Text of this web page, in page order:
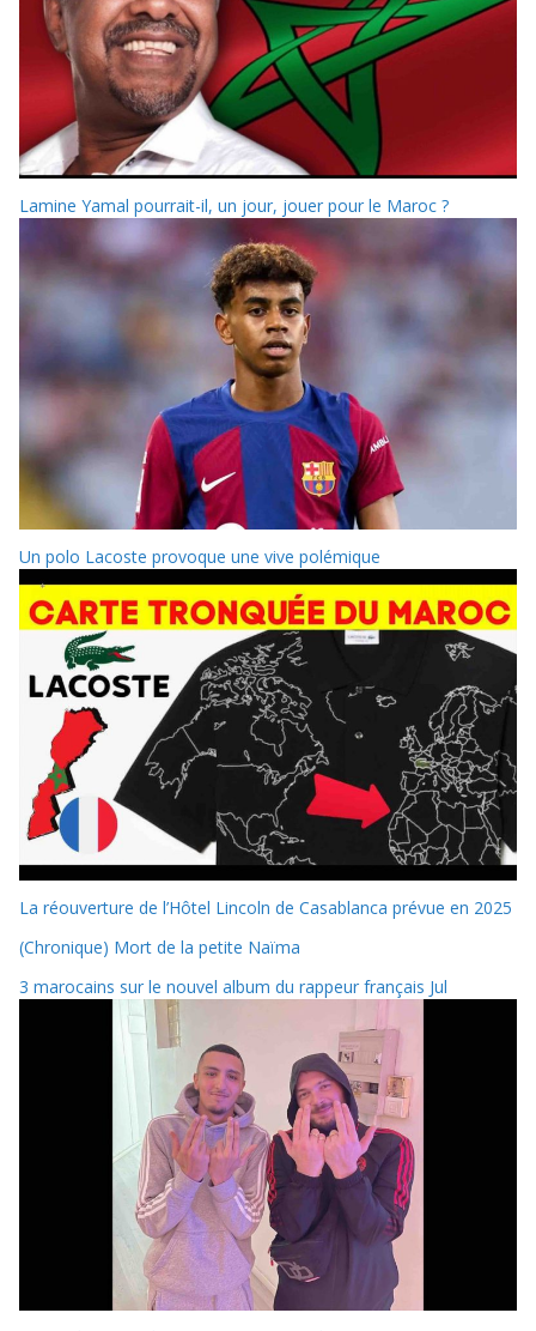
Lamine Yamal pourrait-il, un jour, jouer pour le Maroc ?
Un polo Lacoste provoque une vive polémique
La réouverture de l’Hôtel Lincoln de Casablanca prévue en 2025
(Chronique) Mort de la petite Naïma
3 marocains sur le nouvel album du rappeur français Jul